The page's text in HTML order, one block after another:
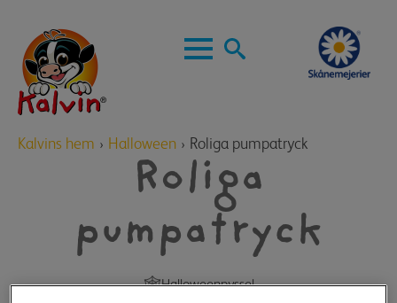
main
content
Kalvins hem › Halloween › Roliga pumpatryck
Roliga
pumpatryck
Halloweenpyssel